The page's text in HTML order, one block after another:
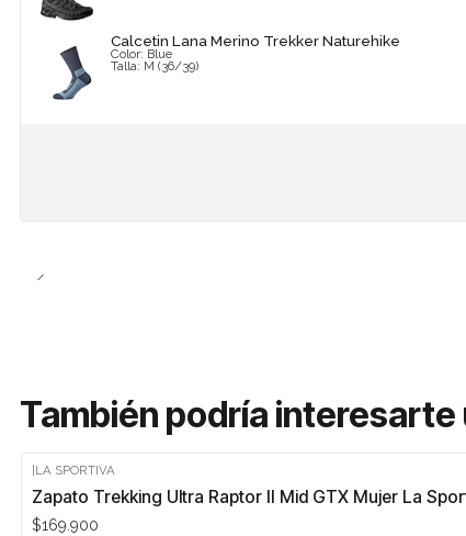
Calcetin Lana Merino Trekker Naturehike
Color: Blue
Talla: M (36/39)
También podría interesarte
Agotado
LA SPORTIVA
Zapato Trekking Ultra Raptor II Mid GTX Mujer La
$169.900